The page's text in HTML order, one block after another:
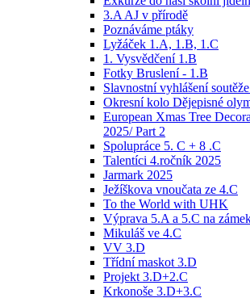
3.A AJ v přírodě
Poznáváme ptáky
Lyžáček 1.A, 1.B, 1.C
1. Vysvědčení 1.B
Fotky Bruslení - 1.B
Slavnostní vyhlášení
Okresní kolo Dějepisné
European Xmas Tree
2025/ Part 2
Spolupráce 5. C + 8 .C
Talentíci 4.ročník 2025
Jarmark 2025
Ježíškova vnoučata ze 4.C
To the World with UHK
Výprava 5.A a 5.C na
Mikuláš ve 4.C
VV 3.D
Třídní maskot 3.D
Projekt 3.D+2.C
Krkonoše 3.D+3.C